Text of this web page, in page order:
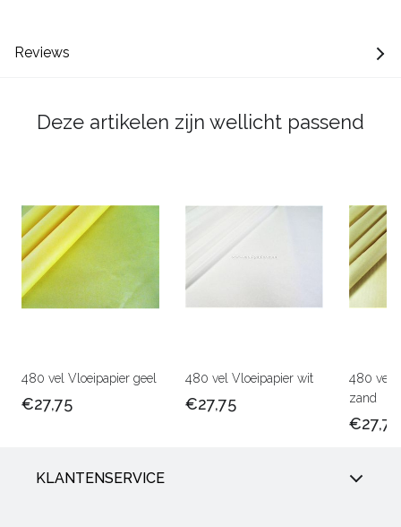
Reviews
Deze artikelen zijn wellicht passend
480 vel Vloeipapier geel
€27,75
480 vel Vloeipapier wit
€27,75
480 vel
zand
€27,75
KLANTENSERVICE